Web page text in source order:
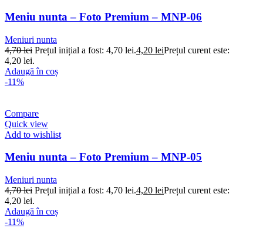
Meniu nunta – Foto Premium – MNP-06
Meniuri nunta
4,70lei Prețul inițial a fost: 4,70 lei.4,20 leiPrețul curent este:
4,20 lei.
Adaugă în coș
-11%
Compare
Quick view
Add to wishlist
Meniu nunta – Foto Premium – MNP-05
Meniuri nunta
4,70lei Prețul inițial a fost: 4,70 lei.4,20 leiPrețul curent este:
4,20 lei.
Adaugă în coș
-11%